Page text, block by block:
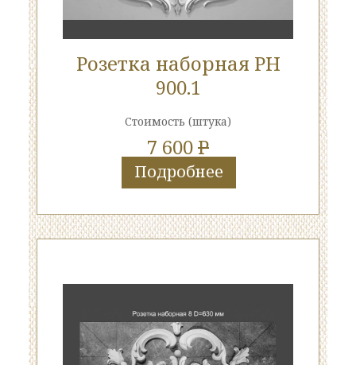
Розетка наборная РН
900.1
Стоимость (штука)
7 600P
Подробнее